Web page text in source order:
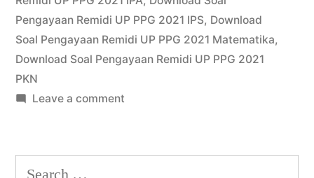
Pengayaan Remidi UP PPG 2021 IPS, Download
Soal Pengayaan Remidi UP PPG 2021 Matematika,
Download Soal Pengayaan Remidi UP PPG 2021
PKN
Leave a commenton
Pengayaan
Search